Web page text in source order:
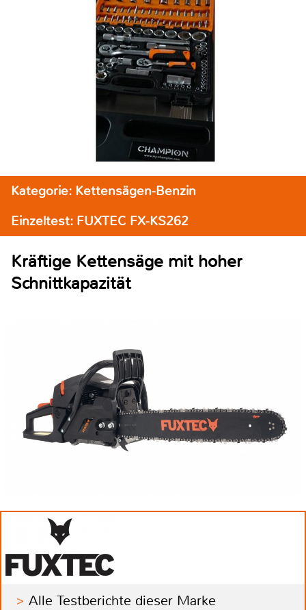
Kategorie: Kettensägen-Benzin
Einzeltest: FUXTEC FX-KS262
Kräftige Kettensäge mit hoher
Schnittkapazität
Alle Testberichte dieser Marke